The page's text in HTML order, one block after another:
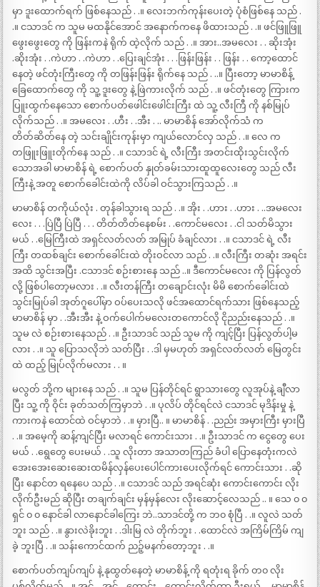
မှာ ဒူးထောက်ရက် ဖြစ်နေသည် . .။ လေးဘက်ကုန်းပေးတဲ့ ပုံစံဖြစ်နေ သည် .
.။ ငသာဒင် က သူမ မထနိုင်အောင် အနောက်ကနေ ဖိထားသည် . .။ ဖင်ဖြူဖြူ
ဖွေးဖွေးတွေ ကို ဖြန်းကနဲ ရိုက် ထဲ့လိုက် သည် . .။ အား..အမလေး . . ဆိုးအုံး
.ဆိုးအုံး . .ကဲဟာ . .ကဲဟာ . .ပြေးချင်အုံး . . .ဖြန်းဖြန်း . . ဖြန်း . . ကော့ထောင်
နေတဲ့ ဖင်တုံးကြီးတွေ ကို တဖြန်းဖြန်း ရိုက်နေ သည် . ..။ ပြီးတော့ မာမာစိန့်
ခြေထောက်တွေ ကို သူ့ ဒူးတွေ နဲ့ ဖြဲကားလိုက် သည် . .။ ဖင်တုံးတွေ ကြားက
ပြူးထွက်နေသော စောက်ပတ်ဖေါင်းဖေါင်းကြီး ထဲ သူ့ လီးကြီ ကို နစ်မြုပ်
လိုက်သည် . .။ အမလေး . .ဟီး . .အီး . .. မာမာစိန် အော်လိုက်သံ က
တိတ်ဆိတ်နေ တဲ့ သင်းချိုင်းကုန်းမှာ ကျယ်လောင်လှ သည် . .။ လေ က
တဖြူးဖြူးတိုက်နေ သည် . .။ ငသာဒင် ရဲ့ လီးကြီး အတင်းထိုးသွင်းလိုက်
သောအခါ မာမာစိန် ရဲ့ စောက်ပတ် နှုတ်ခမ်းသားထူထူလေးတွေ သည် လီး
ကြီးနဲ့ အတူ စောက်ခေါင်းထဲကို လိပ်ခါ ဝင်သွားကြသည် . .။
မာမာစိန် တကိုယ်လုံး . တုန်ခါသွားရ သည် . .။ အိုး . .ဟား . .ဟား . ..အမလေး
လေး . . .ပြဲပြီ ပြဲပြီ . . . တိတ်တိတ်နေစမ်း . .ကောင်မလေး . .ငါ သတ်မိသွား
မယ် . .မြေကြီးထဲ အရှင်လတ်လတ် အမြုပ် ခံချင်လား . .။ ငသာဒင် ရဲ့ လီး
ကြီး တထစ်ချင်း စောက်ခေါင်းထဲ တိုးဝင်လာ သည် . .။ လီးကြီး တဆုံး အရင်း
အထိ သွင်းအပြီး .ငသာဒင် စဉ်းစားနေ သည် ..။ ဒီကောင်မလေး ကို ပြန်လွတ်
လို့ ဖြစ်ပါတော့မလား . .။ လီးတန်ကြီး တချောင်းလုံး မိမိ စောက်ခေါင်းထဲ
သွင်းမြုပ်ခါ အုတ်ဂူပေါ်မှာ ဝပ်ပေးသလို ဖင်အထောင်ရက်သား ဖြစ်နေသည့်
မာမာစိန် မှာ . .အီးအီး နဲ့ ဝက်ပေါက်မလေးတကောင်လို ငိုညည်းနေသည် . .။
သူမ လဲ စဉ်းစားနေသည် . .။ ဦးသာဒင် သည် သူမ ကို ကျင့်ပြီး ပြန်လွတ်ပါ့မ
လား . .။ သူ ပြောသလိုဘဲ သတ်ပြီး . .ဒါ မှမဟုတ် အရှင်လတ်လတ် မြေတွင်း
ထဲ ထည့် မြုပ်လိုက်မလား . . ။
မလွတ် ဘို့က များနေ သည် . .။ သူမ ပြန်တိုင်ရင် ရွာသားတွေ လူအုပ်နဲ့ ချီလာ
ပြီး သူ့ ကို ဝိုင်း ခုတ်သတ်ကြမှာဘဲ . .။ ပုလိပ် တိုင်ရင်လဲ ငသာဒင် မုဒိန်းမှု နဲ့
ကားကနဲ ထောင်ထဲ ဝင်မှာဘဲ . .။ မှားပြီ.. ။ မာမာစိန် . .ညည်း အမှားကြီး မှားပြီ
. .။ အမေ့ကို ဆန့်ကျင်ပြီး မလာရင် ကောင်းသား . .။ ဦးသာဒင် က ငွေတွေ ပေး
မယ် . .ရွေတွေ ပေးမယ် . .သူ လိုးတာ အသာတကြည် ခံပါ ပြောနေတုံးကလဲ
အေးအေးဆေးဆေးထမိန်လှန်ပေးပေါင်ကားပေးလိုက်ရင် ကောင်းသား . .ဆို
ပြီး နောင်တ ရနေပေ သည် . .။ ငသာဒင် သည် အရင်ဆုံး ကောင်းကောင်း လိုး
လိုက်ဦးမည် ဆိုပြီး တချက်ချင်း မှန်မှန်လေး လိုးဆောင့်လေသည် .. ။ သေ ၀ ၀
ရှင် ၀ ၀ နောင်ခါ လာနောင်ခါကြေး ဘဲ..သာဒင်တို့ က ဘ၀ စုံပြီ . .။ လူလဲ သတ်
ဘူး သည် . .။ နွားလဲခိုးဘူး . .ဒါးမြ လဲ တိုက်ဘူး . .ထောင်လဲ အကြိမ်ကြိမ် ကျ
ခဲ့ ဘူးပြီ . .။ သန်းကောင်ထက် ညဉ့်မနက်တော့ဘူး . .။
စောက်ပတ်ကျပ်ကျပ် နဲ့ နုထွတ်နေတဲ့ မာမာစိန့် ကို ရတုံးရ ခိုက် တ၀ လိုး